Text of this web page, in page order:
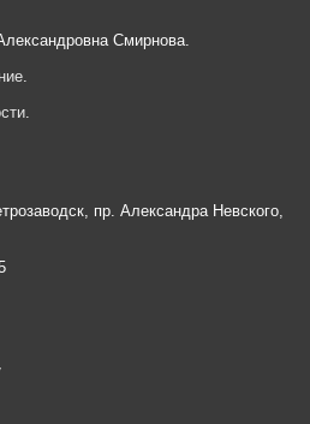
Смирнова.
пр. Александра Невского,